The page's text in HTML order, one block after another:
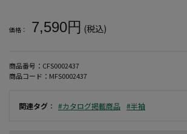
価格： 7,590円 (税込)
商品番号： CFS0002437
商品コード： MFS0002437
関連タグ ： #カタログ掲載商品 #半袖